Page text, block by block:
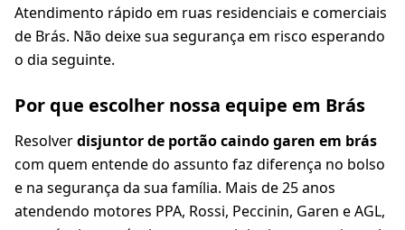
Atendimento rápido em ruas residenciais e comerciais
de Brás. Não deixe sua segurança em risco esperando
o dia seguinte.
Por que escolher nossa equipe em Brás
Resolverdisjuntor de portão caindo garen em brás
com quem entende do assunto faz diferença no bolso
e na segurança da sua família. Mais de 25 anos
atendendo motores PPA, Rossi, Peccinin, Garen e AGL,